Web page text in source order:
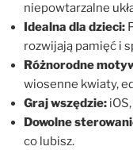
niepowtarzalne
Idealna dla dzieci:
rozwijają pamięć i
Różnorodne
wiosenne kwiaty,
Graj wszędzie:
Dowolne
co lubisz.